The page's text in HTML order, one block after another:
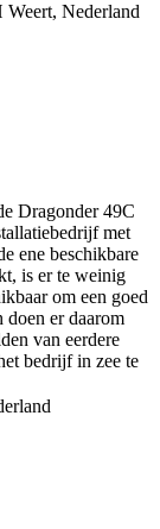
Nederland
Dragonder 49C
met
ene beschikbare
is er te weinig
om een goed
doen er daarom
van eerdere
bedrijf in zee te